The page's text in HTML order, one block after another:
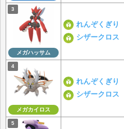
メガハッサム
れんぞくぎり
シザークロス
メガカイロス
れんぞくぎり
シザークロス